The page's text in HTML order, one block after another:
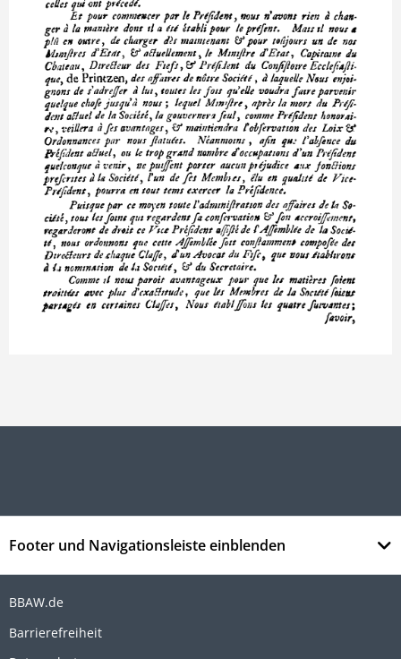
Footer und Navigationsleiste einblenden
BBAW.de
Barrierefreiheit